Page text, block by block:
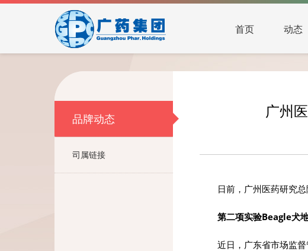
首页 动态
品牌动态
司属链接
广州
日前，广州医药研究
第二项实验Beagle犬
近日，广东省市场监